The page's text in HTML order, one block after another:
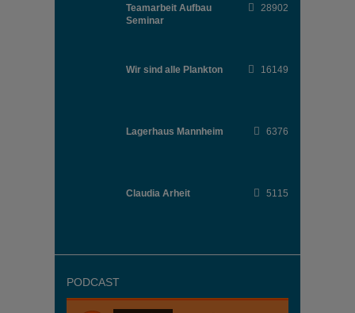
Teamarbeit Aufbau
Seminar
28902
Wir sind alle Plankton 16149
Lagerhaus Mannheim 6376
Claudia Arheit 5115
PODCAST